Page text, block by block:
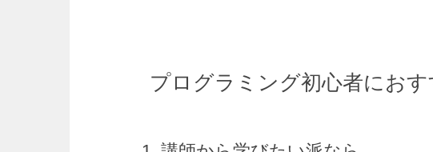
プログラミング初心者にお